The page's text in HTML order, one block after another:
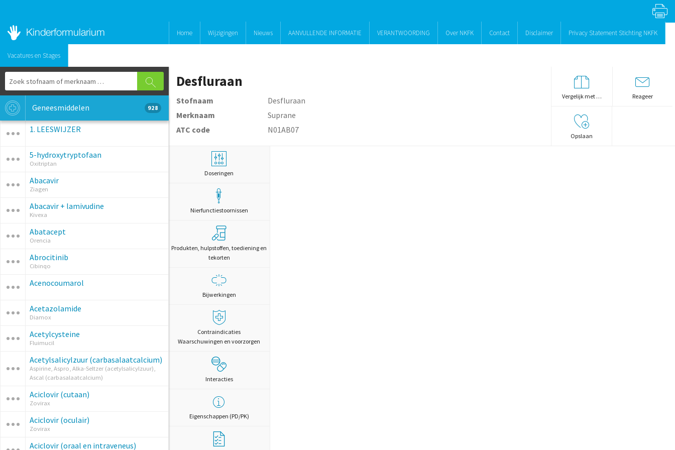
Home Wijzigingen Nieuws AANVULLENDE INFORMATIE VERANTWOORDING Over NKFK Contact Disclaimer Privacy Statement Stichting NKFK
Vacatures en Stages
Geneesmiddelen 928
1. LEESWIJZER
5-hydroxytryptofaan
Oxitriptan
Abacavir
Ziagen
Abacavir + lamivudine
Kivexa
Abatacept
Orencia
Abrocitinib
Cibinqo
Acenocoumarol
Acetazolamide
Diamox
Acetylcysteine
Fluimucil
Acetylsalicylzuur (carbasalaatcalcium)
Aspirine, Aspro, Alka-Seltzer (acetylsalicylzuur),
Ascal (carbasalaatcalcium)
Aciclovir (cutaan)
Zovirax
Aciclovir (oculair)
Zovirax
Aciclovir (oraal en intraveneus)
Desfluraan
Stofnaam
Desfluraan
Merknaam
Suprane
ATC code
N01AB07
Vergelijk met … Reageer
Opslaan
Doseringen
Nierfunctiestoornissen
Produkten, hulpstoffen, toediening en
tekorten
Bijwerkingen
Contraindicaties
Waarschuwingen en voorzorgen
Interacties
Eigenschappen (PD/PK)